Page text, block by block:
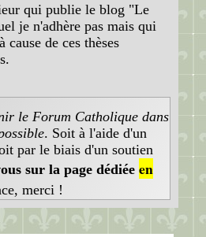
qui publie le blog "Le
je n'adhère pas mais qui
de ces thèses
le Forum Catholique dans
. Soit à l'aide d'un
par le biais d'un soutien
sur la page dédiée en
merci !